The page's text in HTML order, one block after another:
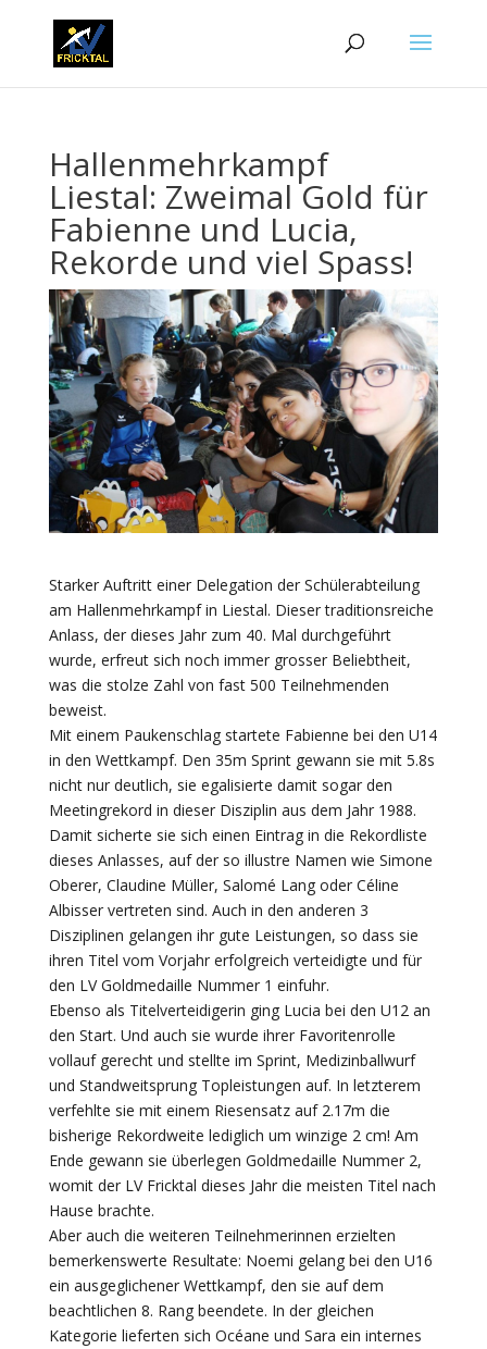
Hallenmehrkampf
Liestal: Zweimal Gold für
Fabienne und Lucia,
Rekorde und viel Spass!
Starker Auftritt einer Delegation der Schülerabteilung
am Hallenmehrkampf in Liestal. Dieser traditionsreiche
Anlass, der dieses Jahr zum 40. Mal durchgeführt
wurde, erfreut sich noch immer grosser Beliebtheit,
was die stolze Zahl von fast 500 Teilnehmenden
beweist.
Mit einem Paukenschlag startete Fabienne bei den U14
in den Wettkampf. Den 35m Sprint gewann sie mit 5.8s
nicht nur deutlich, sie egalisierte damit sogar den
Meetingrekord in dieser Disziplin aus dem Jahr 1988.
Damit sicherte sie sich einen Eintrag in die Rekordliste
dieses Anlasses, auf der so illustre Namen wie Simone
Oberer, Claudine Müller, Salomé Lang oder Céline
Albisser vertreten sind. Auch in den anderen 3
Disziplinen gelangen ihr gute Leistungen, so dass sie
ihren Titel vom Vorjahr erfolgreich verteidigte und für
den LV Goldmedaille Nummer 1 einfuhr.
Ebenso als Titelverteidigerin ging Lucia bei den U12 an
den Start. Und auch sie wurde ihrer Favoritenrolle
vollauf gerecht und stellte im Sprint, Medizinballwurf
und Standweitsprung Topleistungen auf. In letzterem
verfehlte sie mit einem Riesensatz auf 2.17m die
bisherige Rekordweite lediglich um winzige 2 cm! Am
Ende gewann sie überlegen Goldmedaille Nummer 2,
womit der LV Fricktal dieses Jahr die meisten Titel nach
Hause brachte.
Aber auch die weiteren Teilnehmerinnen erzielten
bemerkenswerte Resultate: Noemi gelang bei den U16
ein ausgeglichener Wettkampf, den sie auf dem
beachtlichen 8. Rang beendete. In der gleichen
Kategorie lieferten sich Océane und Sara ein internes